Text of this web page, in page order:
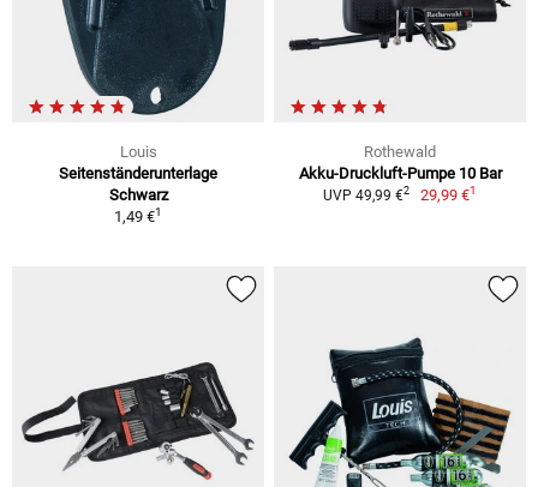
Louis
Seitenständerunterlage
Schwarz
1,49 €1
Rothewald
Akku-Druckluft-Pumpe 10 Bar
UVP 49,99 €2 29,99 €1